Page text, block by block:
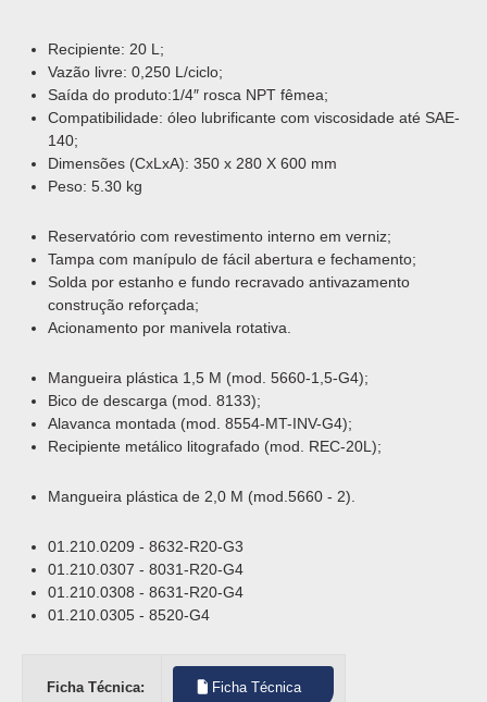
Recipiente: 20 L;
Vazão livre: 0,250 L/ciclo;
Saída do produto:1/4″ rosca NPT fêmea;
Compatibilidade: óleo lubrificante com viscosidade até SAE-
140;
Dimensões (CxLxA): 350 x 280 X 600 mm
Peso: 5.30 kg
Reservatório com revestimento interno em verniz;
Tampa com manípulo de fácil abertura e fechamento;
Solda por estanho e fundo recravado antivazamento
construção reforçada;
Acionamento por manivela rotativa.
Mangueira plástica 1,5 M (mod. 5660-1,5-G4);
Bico de descarga (mod. 8133);
Alavanca montada (mod. 8554-MT-INV-G4);
Recipiente metálico litografado (mod. REC-20L);
Mangueira plástica de 2,0 M (mod.5660 - 2).
01.210.0209 - 8632-R20-G3
01.210.0307 - 8031-R20-G4
01.210.0308 - 8631-R20-G4
01.210.0305 - 8520-G4
Ficha Técnica: Ficha Técnica